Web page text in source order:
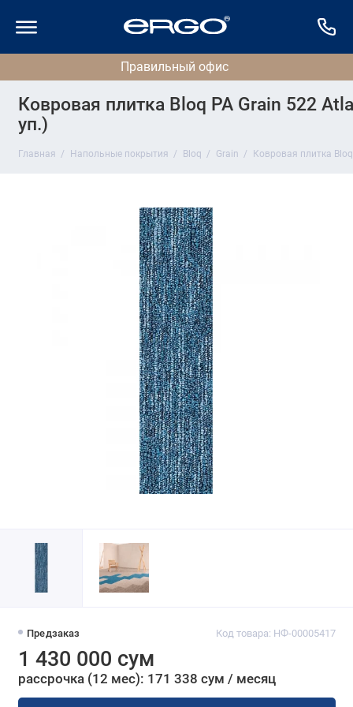
Ковровая плитка Bloq PA Grain 522
уп.)
Главная Напольные покрытия Bloq Grain Ковровая плитка
Предзаказ Код товара: НФ-00005417
1 430 000 сум
рассрочка (12 мес): 171 338 сум / месяц